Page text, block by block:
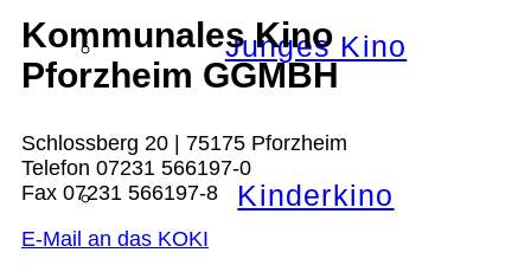
Junges Kino
Kinderkino
Kommunales Kino
Pforzheim GGMBH
Schlossberg 20 | 75175 Pforzheim
Telefon 07231 566197-0
Fax 07231 566197-8
E-Mail an das KOKI